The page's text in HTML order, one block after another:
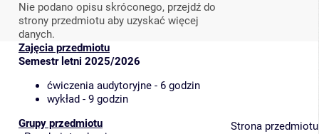
Nie podano opisu skróconego, przejdź do
strony przedmiotu aby uzyskać więcej
danych.
Zajęcia przedmiotu
Semestr letni 2025/2026
ćwiczenia audytoryjne - 6 godzin
wykład - 9 godzin
Grupy przedmiotu
Strona przedmiotu